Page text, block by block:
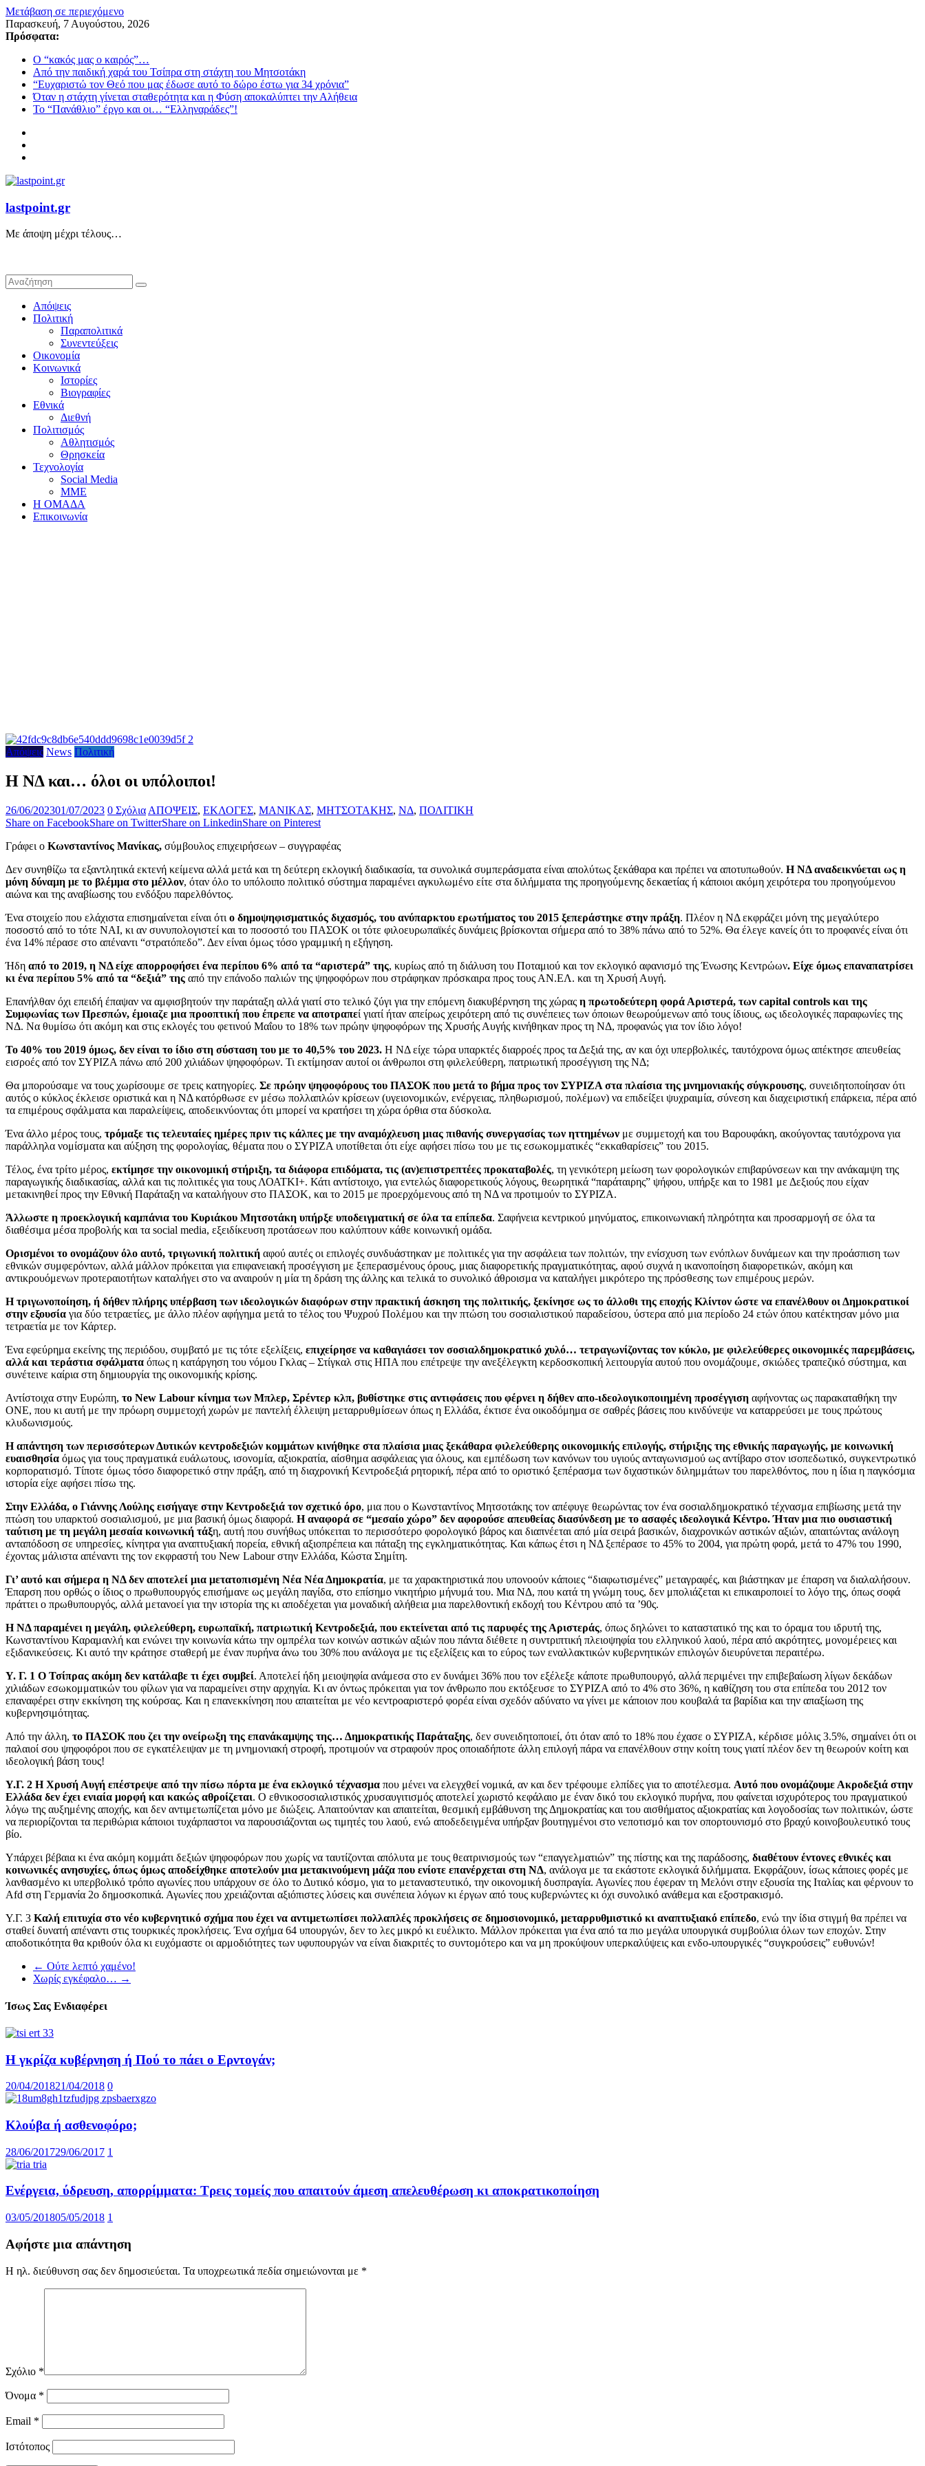
Μετάβαση σε περιεχόμενο
Παρασκευή, 7 Αυγούστου, 2026
Πρόσφατα:
Ο “κακός μας ο καιρός”…
Από την παιδική χαρά του Τσίπρα στη στάχτη του Μητσοτάκη
“Ευχαριστώ τον Θεό που μας έδωσε αυτό το δώρο έστω για 34 χρόνια”
Όταν η στάχτη γίνεται σταθερότητα και η Φύση αποκαλύπτει την Αλήθεια
Το “Πανάθλιο” έργο και οι… “Ελληναράδες”!
lastpoint.gr
Με άποψη μέχρι τέλους…
Απόψεις
Πολιτική
Παραπολιτικά
Συνεντεύξεις
Οικονομία
Κοινωνικά
Ιστορίες
Βιογραφίες
Εθνικά
Διεθνή
Πολιτισμός
Αθλητισμός
Θρησκεία
Τεχνολογία
Social Media
ΜΜΕ
Η ΟΜΑΔΑ
Επικοινωνία
Απόψεις News Πολιτική
Η ΝΔ και… όλοι οι υπόλοιποι!
26/06/202301/07/2023 0 Σχόλια ΑΠΟΨΕΙΣ, ΕΚΛΟΓΕΣ, ΜΑΝΙΚΑΣ, ΜΗΤΣΟΤΑΚΗΣ, ΝΔ, ΠΟΛΙΤΙΚΗ
Share on FacebookShare on TwitterShare on LinkedinShare on Pinterest
Γράφει ο Κωνσταντίνος Μανίκας, σύμβουλος επιχειρήσεων – συγγραφέας
Δεν συνηθίζω τα εξαντλητικά εκτενή κείμενα αλλά μετά και τη δεύτερη εκλογική διαδικασία, τα συνολικά συμπεράσματα είναι απολύτως ξεκάθαρα και πρέπει να αποτυπωθούν. Η ΝΔ αναδεικνύεται ως η
μόνη δύναμη με το βλέμμα στο μέλλον, όταν όλο το υπόλοιπο πολιτικό σύστημα παραμένει αγκυλωμένο είτε στα διλήμματα της προηγούμενης δεκαeτίας ή κάποιοι ακόμη χειρότερα του προηγούμενου
αιώνα και της αναβίωσης του ενδόξου παρελθόντος.
Ένα στοιχείο που ελάχιστα επισημαίνεται είναι ότι ο δημοψηφισματικός διχασμός, του ανύπαρκτου ερωτήματος του 2015 ξεπεράστηκε στην πράξη. Πλέον η ΝΔ εκφράζει μόνη της μεγαλύτερο
ποσοστό από το τότε ΝΑΙ, κι αν συνυπολογιστεί και το ποσοστό του ΠΑΣΟΚ οι τότε φιλοευρωπαϊκές δυνάμεις βρίσκονται σήμερα από το 38% πάνω από το 52%. Θα έλεγε κανείς ότι το προφανές είναι ότι
ένα 14% πέρασε στο απέναντι “στρατόπεδο”. Δεν είναι όμως τόσο γραμμική η εξήγηση.
Ήδη από το 2019, η ΝΔ είχε απορροφήσει ένα περίπου 6% από τα “αριστερά” της, κυρίως από τη διάλυση του Ποταμιού και τον εκλογικό αφανισμό της Ένωσης Κεντρώων. Είχε όμως επαναπατρίσει
κι ένα περίπου 5% από τα “δεξιά” της από την επάνοδο παλιών της ψηφοφόρων που στράφηκαν πρόσκαιρα προς τους ΑΝ.ΕΛ. και τη Χρυσή Αυγή.
Επανήλθαν όχι επειδή έπαψαν να αμφισβητούν την παράταξη αλλά γιατί στο τελικό ζύγι για την επόμενη διακυβέρνηση της χώρας η πρωτοδεύτερη φορά Αριστερά, των capital controls και της
Συμφωνίας των Πρεσπών, έμοιαζε μια προοπτική που έπρεπε να αποτραπεί γιατί ήταν απείρως χειρότερη από τις συνέπειες των όποιων θεωρούμενων από τους ίδιους, ως ιδεολογικές παραφωνίες της
ΝΔ. Να θυμίσω ότι ακόμη και στις εκλογές του φετινού Μαΐου το 18% των πρώην ψηφοφόρων της Χρυσής Αυγής κινήθηκαν προς τη ΝΔ, προφανώς για τον ίδιο λόγο!
Το 40% του 2019 όμως, δεν είναι το ίδιο στη σύσταση του με το 40,5% του 2023. Η ΝΔ είχε τώρα υπαρκτές διαρροές προς τα Δεξιά της, αν και όχι υπερβολικές, ταυτόχρονα όμως απέκτησε απευθείας
εισροές από τον ΣΥΡΙΖΑ πάνω από 200 χιλιάδων ψηφοφόρων. Τι εκτίμησαν αυτοί οι άνθρωποι στη φιλελεύθερη, πατριωτική προσέγγιση της ΝΔ;
Θα μπορούσαμε να τους χωρίσουμε σε τρεις κατηγορίες. Σε πρώην ψηφοφόρους του ΠΑΣΟΚ που μετά το βήμα προς τον ΣΥΡΙΖΑ στα πλαίσια της μνημονιακής σύγκρουσης, συνειδητοποίησαν ότι
αυτός ο κύκλος έκλεισε οριστικά και η ΝΔ κατόρθωσε εν μέσω πολλαπλών κρίσεων (υγειονομικών, ενέργειας, πληθωρισμού, πολέμων) να επιδείξει ψυχραιμία, σύνεση και διαχειριστική επάρκεια, πέρα από
τα επιμέρους σφάλματα και παραλείψεις, αποδεικνύοντας ότι μπορεί να κρατήσει τη χώρα όρθια στα δύσκολα.
Ένα άλλο μέρος τους, τρόμαξε τις τελευταίες ημέρες πριν τις κάλπες με την αναμόχλευση μιας πιθανής συνεργασίας των ηττημένων με συμμετοχή και του Βαρουφάκη, ακούγοντας ταυτόχρονα για
παράλληλα νομίσματα και αύξηση της φορολογίας, θέματα που ο ΣΥΡΙΖΑ υποτίθεται ότι είχε αφήσει πίσω του με τις εσωκομματικές “εκκαθαρίσεις” του 2015.
Τέλος, ένα τρίτο μέρος, εκτίμησε την οικονομική στήριξη, τα διάφορα επιδόματα, τις (αν)επιστρεπτέες προκαταβολές, τη γενικότερη μείωση των φορολογικών επιβαρύνσεων και την ανάκαμψη της
παραγωγικής διαδικασίας, αλλά και τις πολιτικές για τους ΛΟΑΤΚΙ+. Κάτι αντίστοιχο, για εντελώς διαφορετικούς λόγους, θεωρητικά “παράταιρης” ψήφου, υπήρξε και το 1981 με Δεξιούς που είχαν
μετακινηθεί προς την Εθνική Παράταξη να καταλήγουν στο ΠΑΣΟΚ, και το 2015 με προερχόμενους από τη ΝΔ να προτιμούν το ΣΥΡΙΖΑ.
Άλλωστε η προεκλογική καμπάνια του Κυριάκου Μητσοτάκη υπήρξε υποδειγματική σε όλα τα επίπεδα. Σαφήνεια κεντρικού μηνύματος, επικοινωνιακή πληρότητα και προσαρμογή σε όλα τα
διαθέσιμα μέσα προβολής και τα social media, εξειδίκευση προτάσεων που καλύπτουν κάθε κοινωνική ομάδα.
Ορισμένοι το ονομάζουν όλο αυτό, τριγωνική πολιτική αφού αυτές οι επιλογές συνδυάστηκαν με πολιτικές για την ασφάλεια των πολιτών, την ενίσχυση των ενόπλων δυνάμεων και την προάσπιση των
εθνικών συμφερόντων, αλλά μάλλον πρόκειται για επιφανειακή προσέγγιση με ξεπερασμένους όρους, μιας διαφορετικής πραγματικότητας, αφού συχνά η ικανοποίηση διαφορετικών, ακόμη και
αντικρουόμενων προτεραιοτήτων καταλήγει στο να αναιρούν η μία τη δράση της άλλης και τελικά το συνολικό άθροισμα να καταλήγει μικρότερο της πρόσθεσης των επιμέρους μερών.
Η τριγωνοποίηση, ή δήθεν πλήρης υπέρβαση των ιδεολογικών διαφόρων στην πρακτική άσκηση της πολιτικής, ξεκίνησε ως το άλλοθι της εποχής Κλίντον ώστε να επανέλθουν οι Δημοκρατικοί
στην εξουσία για δύο τετραετίες, με άλλο πλέον αφήγημα μετά το τέλος του Ψυχρού Πολέμου και την πτώση του σοσιαλιστικού παραδείσου, ύστερα από μια περίοδο 24 ετών όπου κατέκτησαν μόνο μια
τετραετία με τον Κάρτερ.
Ένα εφεύρημα εκείνης της περιόδου, συμβατό με τις τότε εξελίξεις, επιχείρησε να καθαγιάσει τον σοσιαλδημοκρατικό χυλό… τετραγωνίζοντας τον κύκλο, με φιλελεύθερες οικονομικές παρεμβάσεις,
αλλά και τεράστια σφάλματα όπως η κατάργηση του νόμου Γκλας – Στίγκαλ στις ΗΠΑ που επέτρεψε την ανεξέλεγκτη κερδοσκοπική λειτουργία αυτού που ονομάζουμε, σκιώδες τραπεζικό σύστημα, και
συνέτεινε καίρια στη δημιουργία της οικονομικής κρίσης.
Αντίστοιχα στην Ευρώπη, το New Labour κίνημα των Μπλερ, Σρέντερ κλπ, βυθίστηκε στις αντιφάσεις που φέρνει η δήθεν απο-ιδεολογικοποιημένη προσέγγιση αφήνοντας ως παρακαταθήκη την
ΟΝΕ, που κι αυτή με την πρόωρη συμμετοχή χωρών με παντελή έλλειψη μεταρρυθμίσεων όπως η Ελλάδα, έκτισε ένα οικοδόμημα σε σαθρές βάσεις που κινδύνεψε να καταρρεύσει με τους πρώτους
κλυδωνισμούς.
Η απάντηση των περισσότερων Δυτικών κεντροδεξιών κομμάτων κινήθηκε στα πλαίσια μιας ξεκάθαρα φιλελεύθερης οικονομικής επιλογής, στήριξης της εθνικής παραγωγής, με κοινωνική
ευαισθησία όμως για τους πραγματικά ευάλωτους, ισονομία, αξιοκρατία, αίσθημα ασφάλειας για όλους, και εμπέδωση των κανόνων του υγιούς ανταγωνισμού ως αντίβαρο στον ισοπεδωτικό, συγκεντρωτικό
κορπορατισμό. Τίποτε όμως τόσο διαφορετικό στην πράξη, από τη διαχρονική Κεντροδεξιά ρητορική, πέρα από το οριστικό ξεπέρασμα των διχαστικών διλημμάτων του παρελθόντος, που η ίδια η παγκόσμια
ιστορία είχε αφήσει πίσω της.
Στην Ελλάδα, ο Γιάννης Λούλης εισήγαγε στην Κεντροδεξιά τον σχετικό όρο, μια που ο Κωνσταντίνος Μητσοτάκης τον απέφυγε θεωρώντας τον ένα σοσιαλδημοκρατικό τέχνασμα επιβίωσης μετά την
πτώση του υπαρκτού σοσιαλισμού, με μια βασική όμως διαφορά. Η αναφορά σε “μεσαίο χώρο” δεν αφορούσε απευθείας διασύνδεση με το ασαφές ιδεολογικά Κέντρο. Ήταν μια πιο ουσιαστική
ταύτιση με τη μεγάλη μεσαία κοινωνική τάξη, αυτή που συνήθως υπόκειται το περισσότερο φορολογικό βάρος και διαπνέεται από μία σειρά βασικών, διαχρονικών αστικών αξιών, απαιτώντας ανάλογη
ανταπόδοση σε υπηρεσίες, κίνητρα για αναπτυξιακή πορεία, εθνική αξιοπρέπεια και πάταξη της εγκληματικότητας. Και κάπως έτσι η ΝΔ ξεπέρασε το 45% το 2004, για πρώτη φορά, μετά το 47% του 1990,
έχοντας μάλιστα απέναντι της τον εκφραστή του New Labour στην Ελλάδα, Κώστα Σημίτη.
Γι’ αυτό και σήμερα η ΝΔ δεν αποτελεί μια μετατοπισμένη Νέα Νέα Δημοκρατία, με τα χαρακτηριστικά που υπονοούν κάποιες “διαφωτισμένες” μεταγραφές, και βιάστηκαν με έπαρση να διαλαλήσουν.
Έπαρση που ορθώς ο ίδιος ο πρωθυπουργός επισήμανε ως μεγάλη παγίδα, στο επίσημο νικητήριο μήνυμά του. Μια ΝΔ, που κατά τη γνώμη τους, δεν μπολιάζεται κι επικαιροποιεί το λόγο της, όπως σοφά
πράττει ο πρωθυπουργός, αλλά μετανοεί για την ιστορία της κι αποδέχεται για μοναδική αλήθεια μια παρελθοντική εκδοχή του Κέντρου από τα ’90ς.
Η ΝΔ παραμένει η μεγάλη, φιλελεύθερη, ευρωπαϊκή, πατριωτική Κεντροδεξιά, που εκτείνεται από τις παρυφές της Αριστεράς, όπως δηλώνει το καταστατικό της και το όραμα του ιδρυτή της,
Κωνσταντίνου Καραμανλή και ενώνει την κοινωνία κάτω την ομπρέλα των κοινών αστικών αξιών που πάντα διέθετε η συντριπτική πλειοψηφία του ελληνικού λαού, πέρα από ακρότητες, μονομέρειες και
εξιδανικεύσεις. Κι αυτό την κράτησε σταθερή με έναν πυρήνα άνω του 30% που ανάλογα με τις εξελίξεις και το εύρος των εναλλακτικών κυβερνητικών επιλογών διευρύνεται περαιτέρω.
Υ. Γ. 1 Ο Τσίπρας ακόμη δεν κατάλαβε τι έχει συμβεί. Αποτελεί ήδη μειοψηφία ανάμεσα στο εν δυνάμει 36% που τον εξέλεξε κάποτε πρωθυπουργό, αλλά περιμένει την επιβεβαίωση λίγων δεκάδων
χιλιάδων εσωκομματικών του φίλων για να παραμείνει στην αρχηγία. Κι αν όντως πρόκειται για τον άνθρωπο που εκτόξευσε το ΣΥΡΙΖΑ από το 4% στο 36%, η καθίζηση του στα επίπεδα του 2012 τον
επαναφέρει στην εκκίνηση της κούρσας. Και η επανεκκίνηση που απαιτείται με νέο κεντροαριστερό φορέα είναι σχεδόν αδύνατο να γίνει με κάποιον που κουβαλά τα βαρίδια και την απαξίωση της
κυβερνησιμότητας.
Από την άλλη, το ΠΑΣΟΚ που ζει την ονείρωξη της επανάκαμψης της… Δημοκρατικής Παράταξης, δεν συνειδητοποιεί, ότι όταν από το 18% που έχασε ο ΣΥΡΙΖΑ, κέρδισε μόλις 3.5%, σημαίνει ότι οι
παλαιοί σου ψηφοφόροι που σε εγκατέλειψαν με τη μνημονιακή στροφή, προτιμούν να στραφούν προς οποιαδήποτε άλλη επιλογή πάρα να επανέλθουν στην κοίτη τους γιατί πλέον δεν τη θεωρούν κοίτη και
ιδεολογική βάση τους!
Υ.Γ. 2 Η Χρυσή Αυγή επέστρεψε από την πίσω πόρτα με ένα εκλογικό τέχνασμα που μένει να ελεγχθεί νομικά, αν και δεν τρέφουμε ελπίδες για το αποτέλεσμα. Αυτό που ονομάζουμε Ακροδεξιά στην
Ελλάδα δεν έχει ενιαία μορφή και κακώς αθροίζεται. Ο εθνικοσοσιαλιστικός χρυσαυγιτισμός αποτελεί χωριστό κεφάλαιο με έναν δικό του εκλογικό πυρήνα, που φαίνεται ισχυρότερος του πραγματικού
λόγω της αυξημένης αποχής, και δεν αντιμετωπίζεται μόνο με διώξεις. Απαιτούνταν και απαιτείται, θεσμική εμβάθυνση της Δημοκρατίας και του αισθήματος αξιοκρατίας και λογοδοσίας των πολιτικών, ώστε
να περιορίζονται τα περιθώρια κάποιοι τυχάρπαστοι να παρουσιάζονται ως τιμητές του λαού, ενώ αποδεδειγμένα υπήρξαν βουτηγμένοι στο νεποτισμό και τον οπορτουνισμό στο βραχύ κοινοβουλευτικό τους
βίο.
Υπάρχει βέβαια κι ένα ακόμη κομμάτι δεξιών ψηφοφόρων που χωρίς να ταυτίζονται απόλυτα με τους θεατρινισμούς των “επαγγελματιών” της πίστης και της παράδοσης, διαθέτουν έντονες εθνικές και
κοινωνικές ανησυχίες, όπως όμως αποδείχθηκε αποτελούν μια μετακινούμενη μάζα που ενίοτε επανέρχεται στη ΝΔ, ανάλογα με τα εκάστοτε εκλογικά διλήμματα. Εκφράζουν, ίσως κάποιες φορές με
λανθασμένο κι υπερβολικό τρόπο αγωνίες που υπάρχουν σε όλο το Δυτικό κόσμο, για το μεταναστευτικό, την οικονομική δυσπραγία. Αγωνίες που έφεραν τη Μελόνι στην εξουσία της Ιταλίας και φέρνουν το
Afd στη Γερμανία 2ο δημοσκοπικά. Αγωνίες που χρειάζονται αξιόπιστες λύσεις και συνέπεια λόγων κι έργων από τους κυβερνώντες κι όχι συνολικό ανάθεμα και εξοστρακισμό.
Υ.Γ. 3 Καλή επιτυχία στο νέο κυβερνητικό σχήμα που έχει να αντιμετωπίσει πολλαπλές προκλήσεις σε δημοσιονομικό, μεταρρυθμιστικό κι αναπτυξιακό επίπεδο, ενώ την ίδια στιγμή θα πρέπει να
σταθεί δυνατή απέναντι στις τουρκικές προκλήσεις. Ένα σχήμα 64 υπουργών, δεν το λες μικρό κι ευέλικτο. Μάλλον πρόκειται για ένα από τα πιο μεγάλα υπουργικά συμβούλια όλων των εποχών. Στην
αποδοτικότητα θα κριθούν όλα κι ευχόμαστε οι αρμοδιότητες των υφυπουργών να είναι διακριτές το συντομότερο και να μη προκύψουν υπερκαλύψεις και ενδο-υπουργικές “συγκρούσεις” ευθυνών!
← Ούτε λεπτό χαμένο!
Χωρίς εγκέφαλο… →
Ίσως Σας Ενδιαφέρει
Η γκρίζα κυβέρνηση ή Πού το πάει ο Ερντογάν;
20/04/201821/04/2018 0
Κλούβα ή ασθενοφόρο;
28/06/201729/06/2017 1
Ενέργεια, ύδρευση, απορρίμματα: Tρεις τομείς που απαιτούν άμεση απελευθέρωση κι αποκρατικοποίηση
03/05/201805/05/2018 1
Αφήστε μια απάντηση
Η ηλ. διεύθυνση σας δεν δημοσιεύεται. Τα υποχρεωτικά πεδία σημειώνονται με *
Σχόλιο *
Όνομα *
Email *
Ιστότοπος